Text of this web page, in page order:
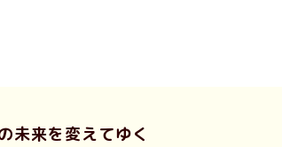
未来を変えてゆく